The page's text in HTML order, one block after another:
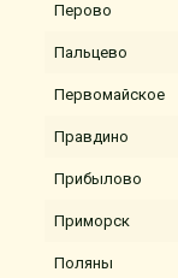
Перово
Пальцево
Первомайское
Правдино
Прибылово
Приморск
Поляны